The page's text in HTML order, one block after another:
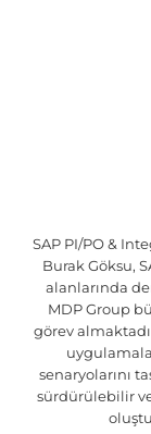
SAP PI/PO &
Burak Göksu,
alanlarında
MDP Group
görev
senaryolarını
sürdürülebilir